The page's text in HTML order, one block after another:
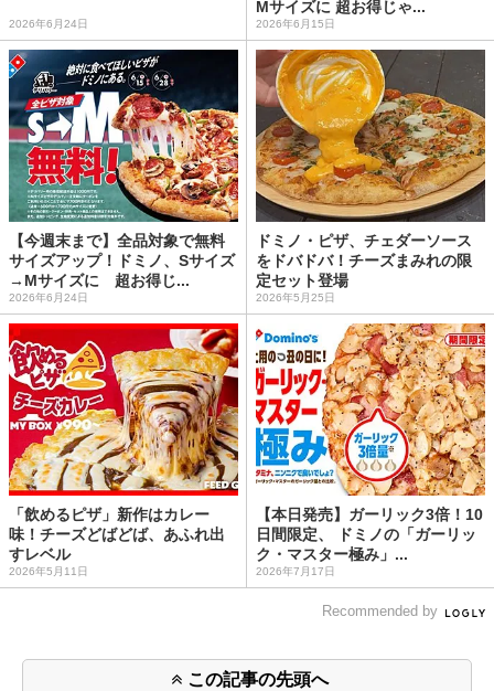
2026年6月24日
Mサイズに 超お得じゃ...
2026年6月15日
【今週末まで】全品対象で無料
サイズアップ！ドミノ、Sサイズ
→Mサイズに 超お得じ...
2026年6月24日
ドミノ・ピザ、チェダーソース
をドバドバ！チーズまみれの限
定セット登場
2026年5月25日
「飲めるピザ」新作はカレー
味！チーズどばどば、あふれ出
すレベル
2026年5月11日
【本日発売】ガーリック3倍！10
日間限定、 ドミノの「ガーリッ
ク・マスター極み」...
2026年7月17日
Recommended by
この記事の先頭へ